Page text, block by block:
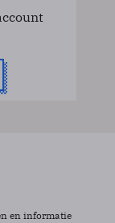
en informatie